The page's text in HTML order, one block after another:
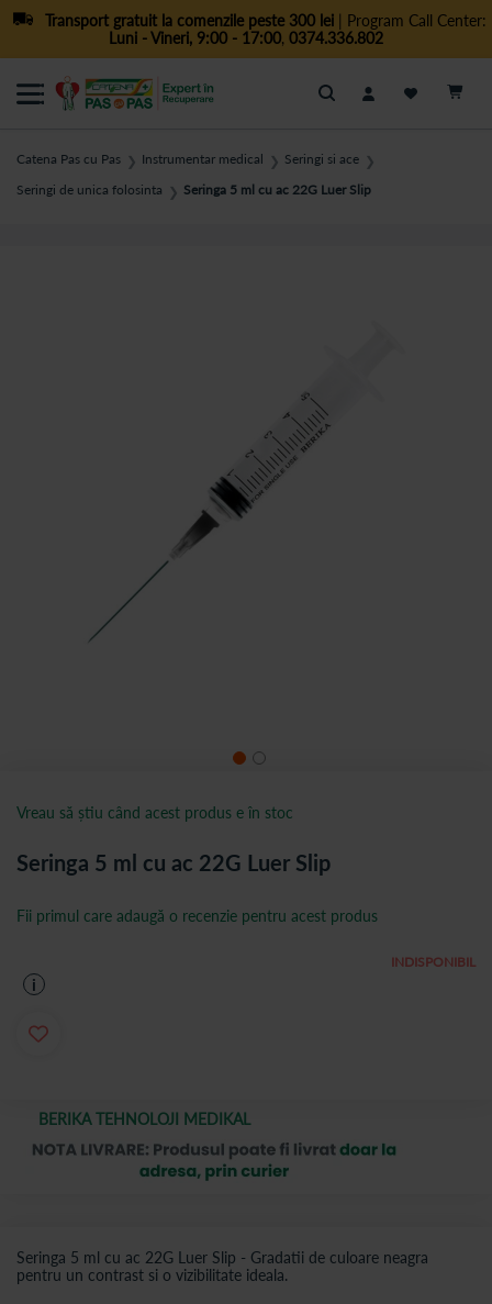
Transport gratuit la comenzile peste 300 lei| Program Call Center:
Luni - Vineri, 9:00 - 17:00, 0374.336.802
Cautare
Catena Pas cu Pas ❯ Instrumentar medical ❯ Seringi si ace ❯
Seringi de unica folosinta ❯ Seringa 5 ml cu ac 22G Luer Slip
BERIKA TEHNOLOJI MEDIKAL
Seringa 5 ml cu ac 22G Luer Slip - Gradatii de culoare neagra
pentru un contrast si o vizibilitate ideala.
Seringa 5 ml cu ac 22G Luer Slip
INDISPONIBIL
Fii primul care adaugă o recenzie pentru acest produs
i
Vreau să știu când acest produs e în stoc